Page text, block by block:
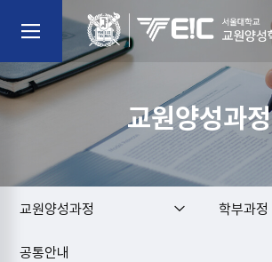
교원양성과정
교원양성과정 학부과정
공통안내